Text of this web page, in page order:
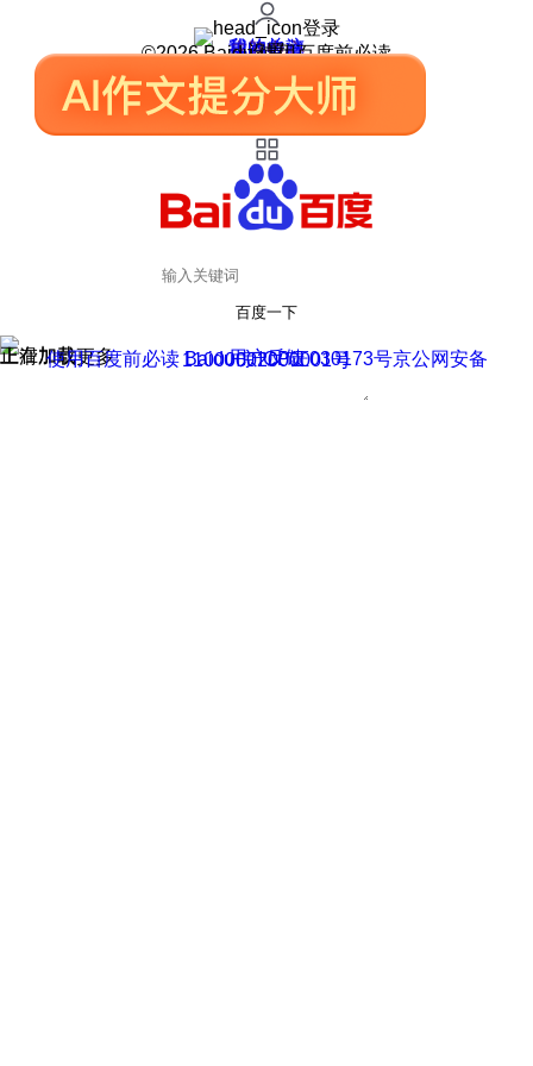
登录
我的关注
我的收藏
皮肤中心
用户反馈
设置
©2026 Baidu 使用百度前必读
百度一下
正在加载
上滑加载更多 用户反馈
使用百度前必读 Baidu 京ICP证030173号
京公网安备11000002000001号